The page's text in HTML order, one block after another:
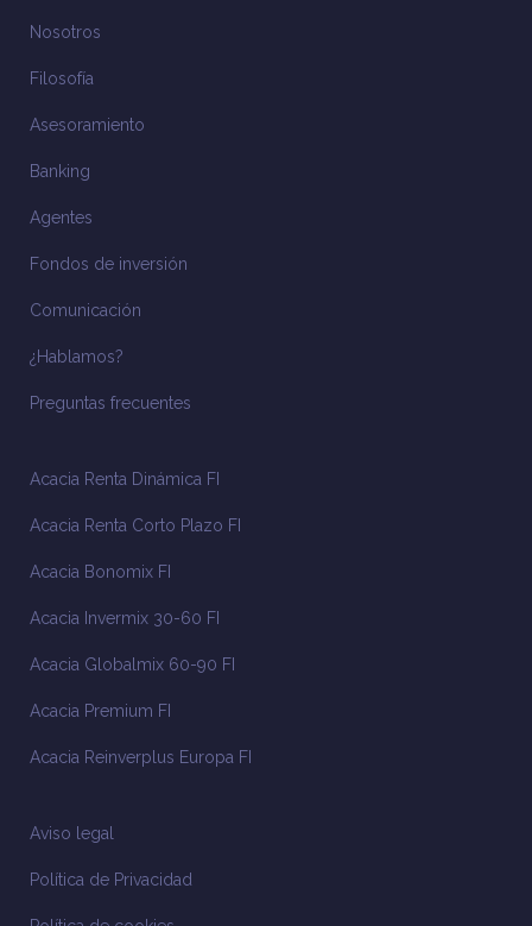
Nosotros
Filosofía
Asesoramiento
Banking
Agentes
Fondos de inversión
Comunicación
¿Hablamos?
Preguntas frecuentes
Acacia Renta Dinámica FI
Acacia Renta Corto Plazo FI
Acacia Bonomix FI
Acacia Invermix 30-60 FI
Acacia Globalmix 60-90 FI
Acacia Premium FI
Acacia Reinverplus Europa FI
Aviso legal
Política de Privacidad